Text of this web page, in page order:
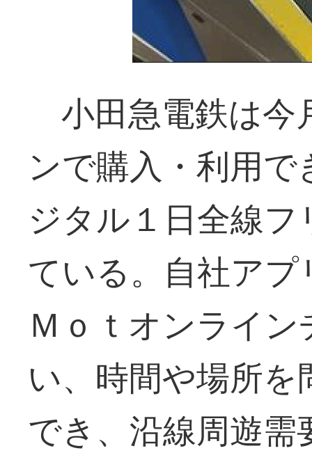
小田急電鉄は今
ンで購入・利用
ジタル１日全線
ている。自社ア
Ｍｏｔオンライ
い、時間や場所
でき、沿線周遊